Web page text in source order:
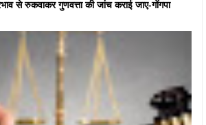
से रुकवाकर गुणवत्ता की जांच कराई जाए-गोंगपा